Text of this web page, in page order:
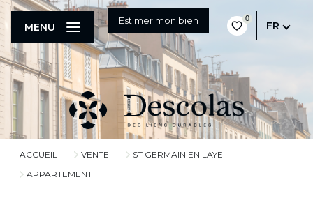
Estimer mon bien 0
FR
MENU
ACCUEIL VENTE
ST GERMAIN EN LAYE
APPARTEMENT